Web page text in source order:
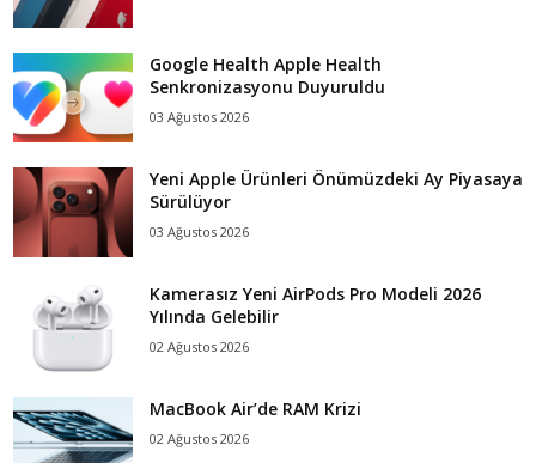
Google Health Apple Health
Senkronizasyonu Duyuruldu
03 Ağustos 2026
Yeni Apple Ürünleri Önümüzdeki Ay Piyasaya
Sürülüyor
03 Ağustos 2026
Kamerasız Yeni AirPods Pro Modeli 2026
Yılında Gelebilir
02 Ağustos 2026
MacBook Air’de RAM Krizi
02 Ağustos 2026